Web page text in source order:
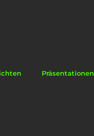
Präsentationen